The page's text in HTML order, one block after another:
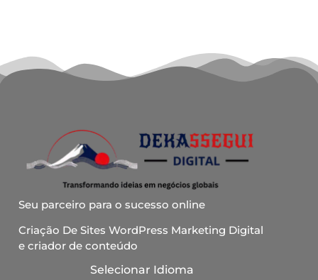
Seu parceiro para o sucesso online
Criação De Sites WordPress Marketing Digital
e criador de conteúdo
Selecionar Idioma